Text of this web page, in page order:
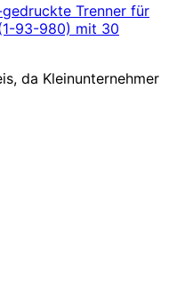
Trenner für
93-980) mit 30
da Kleinunternehmer